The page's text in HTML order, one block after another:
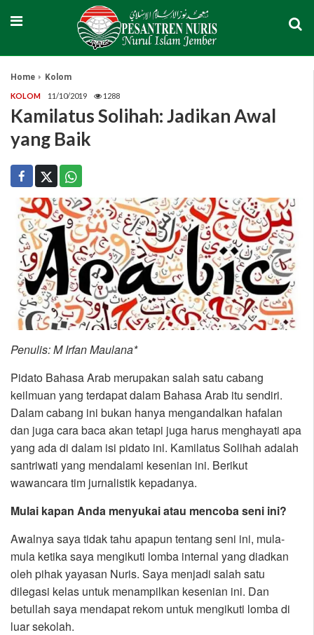
Home Kolom
KOLOM 11/10/2019 1288
Kamilatus Solihah: Jadikan Awal
yang Baik
Penulis: M Irfan Maulana*
Pidato Bahasa Arab merupakan salah satu cabang
keilmuan yang terdapat dalam Bahasa Arab itu sendiri.
Dalam cabang ini bukan hanya mengandalkan hafalan
dan juga cara baca akan tetapi juga harus menghayati apa
yang ada di dalam isi pidato ini. Kamilatus Solihah adalah
santriwati yang mendalami kesenian ini. Berikut
wawancara tim jurnalistik kepadanya.
Mulai kapan Anda menyukai atau mencoba seni ini?
Awalnya saya tidak tahu apapun tentang seni ini, mula-
mula ketika saya mengikuti lomba internal yang diadkan
oleh pihak yayasan Nuris. Saya menjadi salah satu
dilegasi kelas untuk menampilkan kesenian ini. Dan
betullah saya mendapat rekom untuk mengikuti lomba di
luar sekolah.